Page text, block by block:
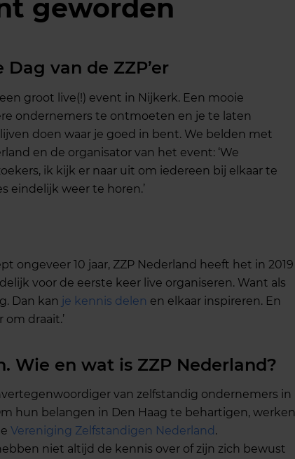
geworden
van de ZZP’er
een groot live(!) event in Nijkerk. Een mooie
ondernemers te ontmoeten en je te laten
doen waar je goed in bent. We belden met
en de organisator van het event: ‘We
ik kijk er naar uit om iedereen bij elkaar te
eindelijk weer te horen.’
ongeveer 10 jaar, ZZP Nederland heeft het in 2019
voor de eerste keer live organiseren. Want als
Dan kan je kennis delen en elkaar inspireren. En
om draait.’
Wie en wat is ZZP Nederland?
van zelfstandig ondernemers in
hun belangen in Den Haag te behartigen, werken
Vereniging Zelfstandigen Nederland .
niet altijd de kennis over of zijn zich bewust